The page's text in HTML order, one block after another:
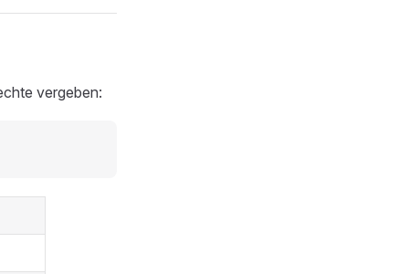
vergeben: